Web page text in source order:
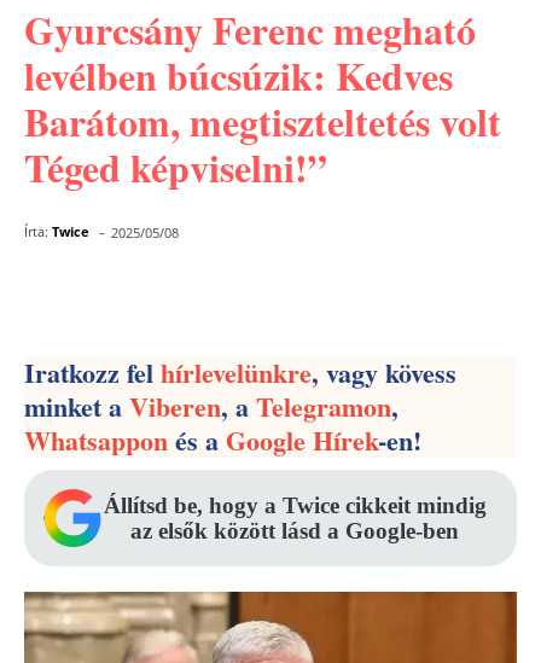
Gyurcsány Ferenc megható
levélben búcsúzik: Kedves
Barátom, megtiszteltetés volt
Téged képviselni!”
Írta: Twice - 2025/05/08
Iratkozz felhírlevelünkre, vagy kövess
minket aViberen, aTelegramon,
Whatsapponés aGoogle Hírek-en!
Állítsd be, hogy a Twice cikkeit mindig
az elsők között lásd a Google-ben